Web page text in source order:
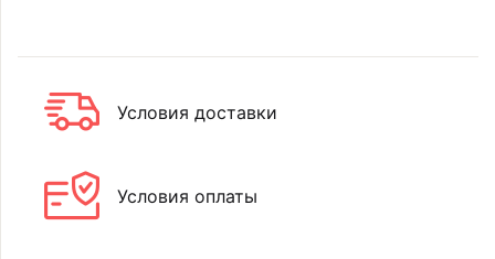
Условия доставки
Условия оплаты